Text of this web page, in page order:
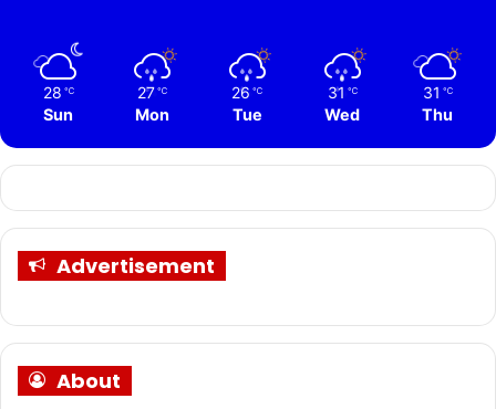
28 ℃
Sun
27 ℃
Mon
26 ℃
Tue
31 ℃
Wed
31 ℃
Thu
Advertisement
About